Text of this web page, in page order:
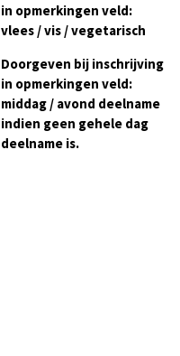
in opmerkingen veld:
vlees / vis / vegetarisch
Doorgeven bij inschrijving
in opmerkingen veld:
middag / avond deelname
indien geen gehele dag
deelname is.